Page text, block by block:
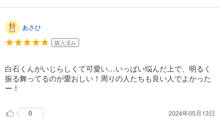
あさひ
購入済み
白石くんがいじらしくて可愛い…いっぱい悩んだ上で、明るく
振る舞ってるのが愛おしい！周りの人たちも良い人でよかった
ー！
0 2024年05月13日